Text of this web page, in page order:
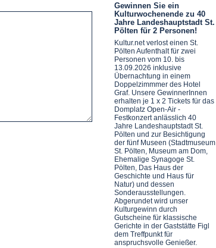
Gewinnen Sie ein
Kulturwochenende zu 40
Jahre Landeshauptstadt St.
Pölten für 2 Personen!
Kultur.net verlost einen St.
Pölten Aufenthalt für zwei
Personen vom 10. bis
13.09.2026 inklusive
Übernachtung in einem
Doppelzimmmer des Hotel
Graf. Unsere GewinnerInnen
erhalten je 1 x 2 Tickets für das
Domplatz Open-Air -
Festkonzert anlässlich 40
Jahre Landeshauptstadt St.
Pölten und zur Besichtigung
der fünf Museen (Stadtmuseum
St. Pölten, Museum am Dom,
Ehemalige Synagoge St.
Pölten, Das Haus der
Geschichte und Haus für
Natur) und dessen
Sonderausstellungen.
Abgerundet wird unser
Kulturgewinn durch
Gutscheine für klassische
Gerichte in der Gaststätte Figl
dem Treffpunkt für
anspruchsvolle Genießer.